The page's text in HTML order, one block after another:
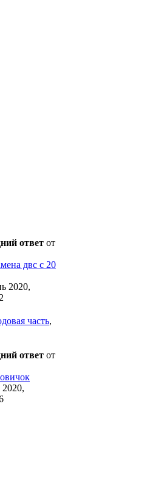
ответ от
двс с 20
2020,
часть,
ответ от